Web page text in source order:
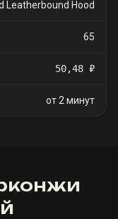
Leatherbound Hood
65
50,48 ₽
от 2 минут